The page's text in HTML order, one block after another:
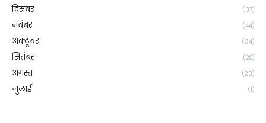
दिसंबर (37)
नवंबर (44)
अक्टूबर (34)
सितंबर (28)
अगस्त (23)
जुलाई (1)